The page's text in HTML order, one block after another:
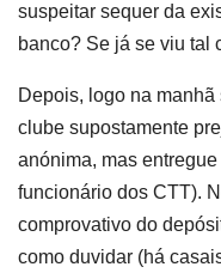
suspeitar sequer da
banco? Se já se viu tal
Depois, logo na
clube supostamente
anónima, mas
funcionário dos CTT).
comprovativo do
como duvidar (há